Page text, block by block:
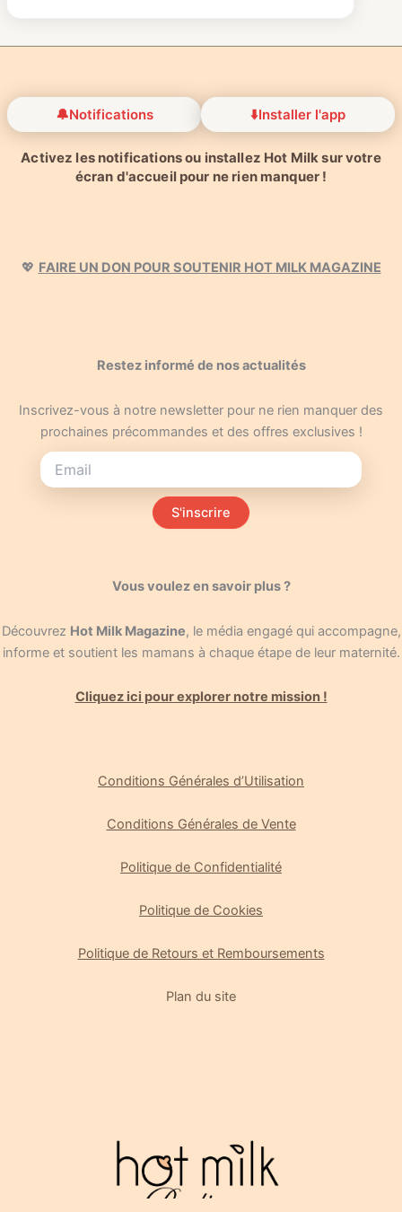
uniques sur ce site. Le fait de ne pas consentir ou de retirer son
consentement peut avoir un effet négatif sur certaines caractéristiques
🔔Notifications ⬇️Installer l'app
Activez les notifications ou installez Hot Milk sur votre
écran d'accueil pour ne rien manquer !
💖 FAIRE UN DON POUR SOUTENIR HOT MILK MAGAZINE
Restez informé de nos actualités
Inscrivez-vous à notre newsletter pour ne rien manquer des
prochaines précommandes et des offres exclusives !
S'inscrire
Vous voulez en savoir plus ?
Découvrez Hot Milk Magazine, le média engagé qui accompagne,
informe et soutient les mamans à chaque étape de leur maternité.
Cliquez ici pour explorer notre mission !
Conditions Générales d’Utilisation
Conditions Générales de Vente
Politique de Confidentialité
Politique de Cookies
Politique de Retours et Remboursements
Plan du site